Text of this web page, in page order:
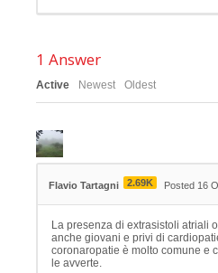
1 Answer
Active Newest Oldest
Flavio Tartagni 2.69K Posted 16
La presenza di extrasistoli atriali
anche giovani e privi di
coronaropatie è molto comune e
le avverte.